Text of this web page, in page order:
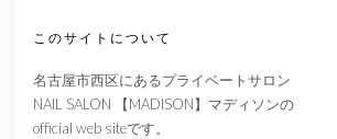
このサイトについて
名古屋市西区にあるプライベートサロン
NAIL SALON 【MADISON】マディソンの
official web siteです。